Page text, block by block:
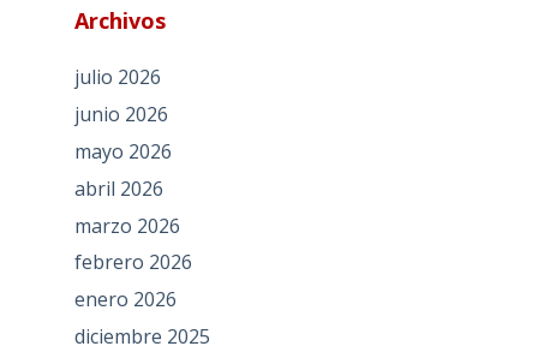
Archivos
julio 2026
junio 2026
mayo 2026
abril 2026
marzo 2026
febrero 2026
enero 2026
diciembre 2025